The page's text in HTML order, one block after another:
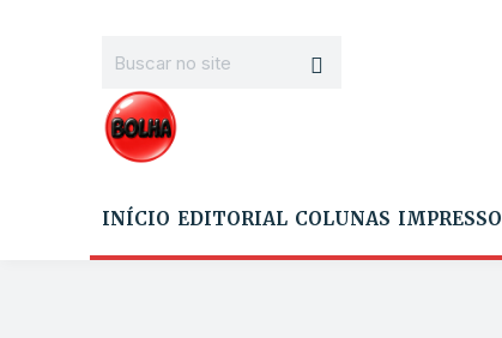
INÍCIO EDITORIAL COLUNAS IMPRESSO